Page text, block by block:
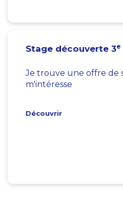
Stage découverte 3e
Je trouve une offre de
m'intéresse
Découvrir